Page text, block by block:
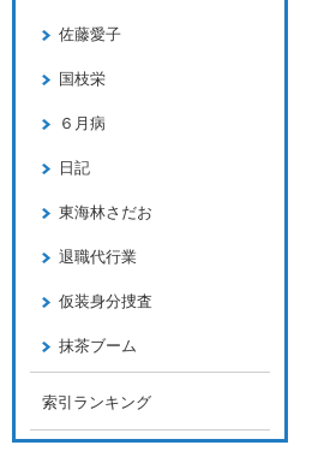
佐藤愛子
国枝栄
６月病
日記
東海林さだお
退職代行業
仮装身分捜査
抹茶ブーム
索引ランキング